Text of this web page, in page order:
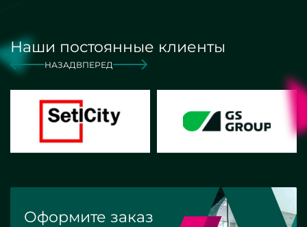
Наши постоянные клиенты
НАЗАД ВПЕРЕД
Оформите заказ